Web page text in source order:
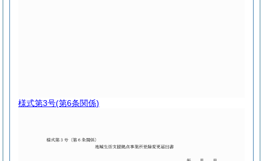
様式第3号(第6条関係)